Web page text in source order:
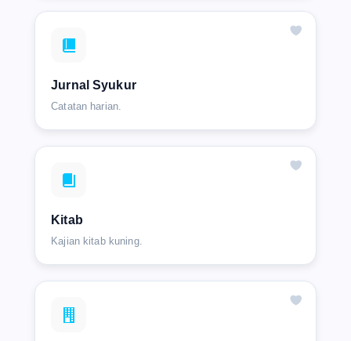
Jurnal Syukur
Catatan harian.
Kitab
Kajian kitab kuning.